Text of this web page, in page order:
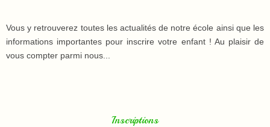
Les écoliers de la nature
Vous y retrouverez toutes les actualités de notre école ainsi que les
informations importantes pour inscrire votre enfant ! Au plaisir de
vous compter parmi nous...
Inscriptions